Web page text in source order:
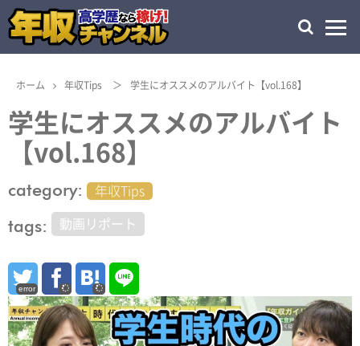
ホーム 年収Tips ＞ 学生にオススメのアルバイト【vol.168】
学生にオススメのアルバイト
【vol.168】
category: 年収Tips
tags: 動画リポート
error